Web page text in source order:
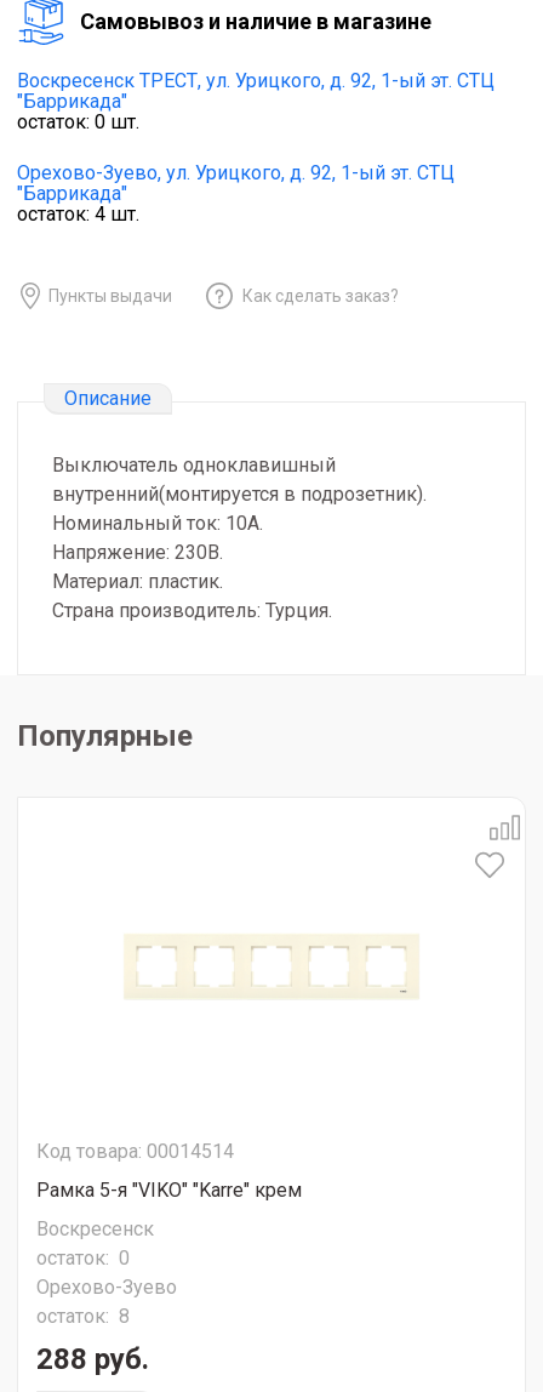
Cамовывоз и наличие в магазине
Воскресенск ТРЕСТ, ул. Урицкого, д. 92, 1-ый эт. СТЦ
"Баррикада"
остаток: 0 шт.
Орехово-Зуево, ул. Урицкого, д. 92, 1-ый эт. СТЦ
"Баррикада"
остаток: 4 шт.
Пункты выдачи Как сделать заказ?
Описание
Выключатель одноклавишный
внутренний(монтируется в подрозетник).
Номинальный ток: 10А.
Напряжение: 230В.
Материал: пластик.
Страна производитель: Турция.
Популярные
Код товара: 00014514
Рамка 5-я "VIKO" "Karre" крем
Воскресенск
остаток: 0
Орехово-Зуево
остаток: 8
288 руб.